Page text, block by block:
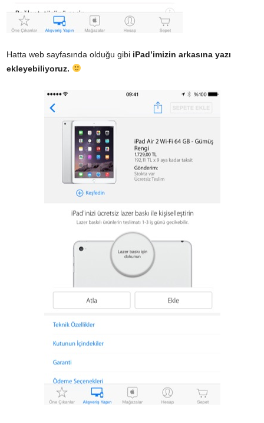
Hatta web sayfasında olduğu gibi iPad’imizin arkasına yazı
ekleyebiliyoruz.